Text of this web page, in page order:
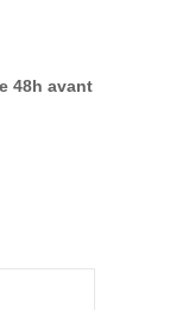
48h avant